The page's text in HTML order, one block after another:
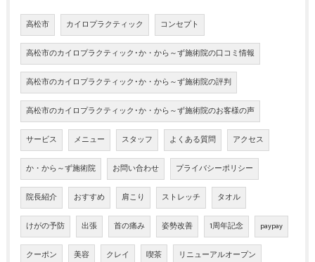
高松市 カイロプラクティック コンセプト
高松市のカイロプラクティック･か・から～ず施術院の口コミ情報
高松市のカイロプラクティック･か・から～ず施術院の評判
高松市のカイロプラクティック･か・から～ず施術院のお客様の声
サービス メニュー スタッフ よくある質問 アクセス
か・から～ず施術院 お問い合わせ プライバシーポリシー
院長紹介 おすすめ 肩こり ストレッチ タオル
けがの予防 出張 首の痛み 姿勢改善 1周年記念 paypay
クーポン 美容 クレイ 喫茶 リニューアルオープン